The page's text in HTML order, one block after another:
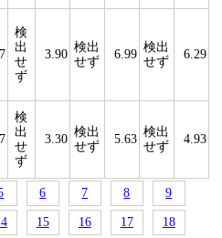
検
出
せ
ず
3.90
検出
せず
6.99
検出
せず
6.29
検
出
せ
ず
3.30
検出
せず
5.63
検出
せず
4.93
6 7 8 9
15 16 17 18